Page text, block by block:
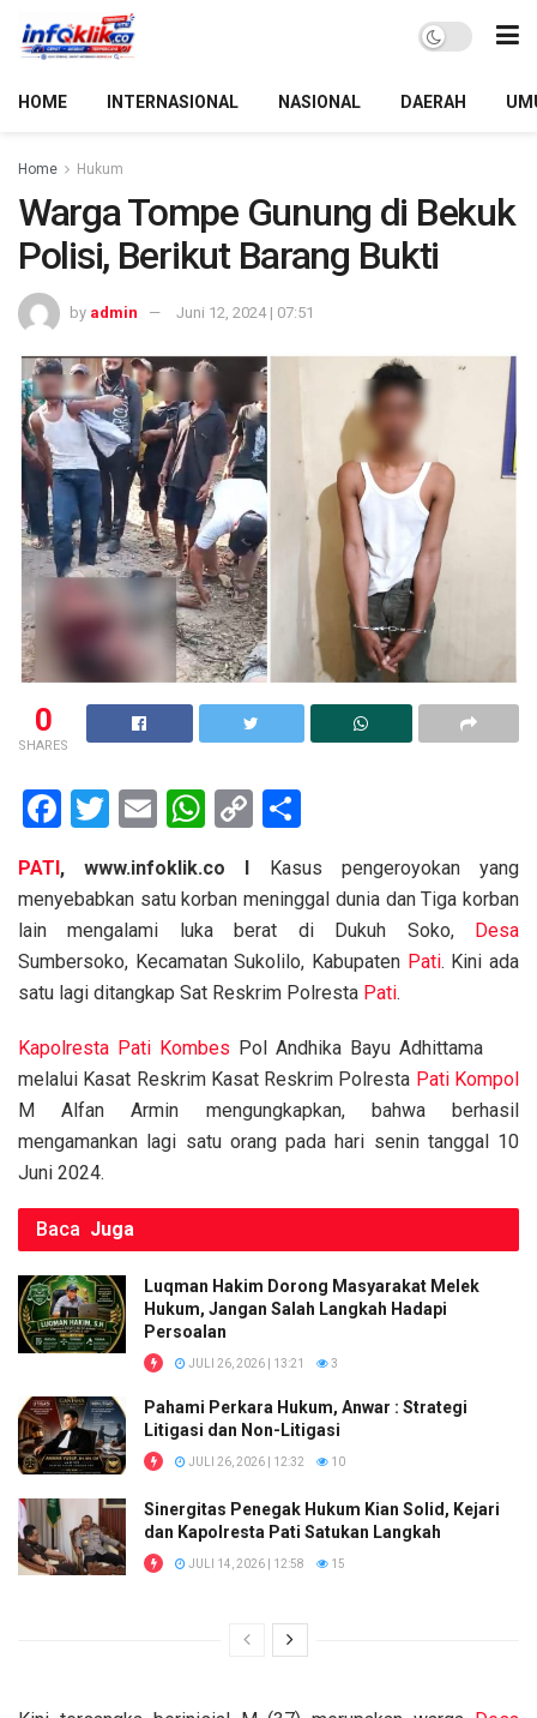
HOME INTERNASIONAL NASIONAL DAERAH
Home Hukum
Warga Tompe Gunung di Bekuk
Polisi, Berikut Barang Bukti
by admin Juni 12, 2024 | 07:51
0
SHARES
F
ce
b
o
o
k
T
tt
er
E
ail
W
at
s
A
p
p
C
py
Li
n
k
ar
e
PATI , www.infoklik.co I
Kasus pengeroyokan yang
menyebabkan satu korban meninggal dunia dan Tiga korban
lain mengalami luka berat di Dukuh Soko,
Desa
Sumbersoko, Kecamatan Sukolilo, Kabupaten Pati. Kini ada
satu lagi ditangkap Sat Reskrim Polresta Pati.
Kapolresta Pati Kombes Pol Andhika Bayu Adhittama
melalui Kasat Reskrim Kasat Reskrim Polresta Pati Kompol
M Alfan Armin mengungkapkan, bahwa berhasil
mengamankan lagi satu orang pada hari senin tanggal 10
Juni 2024.
Baca Juga
Luqman Hakim Dorong Masyarakat Melek
Hukum, Jangan Salah Langkah Hadapi
Persoalan
JULI 26, 2026 | 13:21 3
Pahami Perkara Hukum, Anwar : Strategi
Litigasi dan Non-Litigasi
JULI 26, 2026 | 12:32 10
Sinergitas Penegak Hukum Kian Solid, Kejari
dan Kapolresta Pati Satukan Langkah
JULI 14, 2026 | 12:58 15